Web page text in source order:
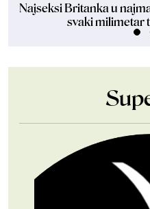
Najseksi Britanka u
svaki milimetar